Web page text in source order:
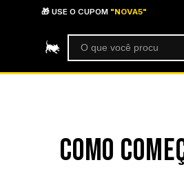
Ir para o conteúdo
🎁 USE O CUPOM "NOVA5"
Buscar produtos
COMO